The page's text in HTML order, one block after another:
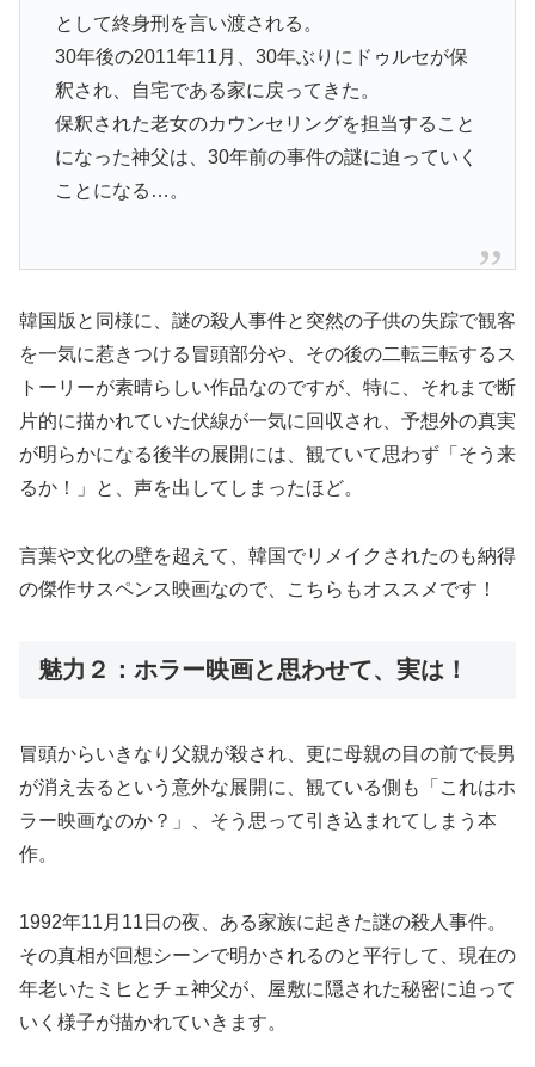
として終身刑を言い渡される。
30年後の2011年11月、30年ぶりにドゥルセが保
釈され、自宅である家に戻ってきた。
保釈された老女のカウンセリングを担当すること
になった神父は、30年前の事件の謎に迫っていく
ことになる…。
韓国版と同様に、謎の殺人事件と突然の子供の失踪で観客
を一気に惹きつける冒頭部分や、その後の二転三転するス
トーリーが素晴らしい作品なのですが、特に、それまで断
片的に描かれていた伏線が一気に回収され、予想外の真実
が明らかになる後半の展開には、観ていて思わず「そう来
るか！」と、声を出してしまったほど。
言葉や文化の壁を超えて、韓国でリメイクされたのも納得
の傑作サスペンス映画なので、こちらもオススメです！
魅力２：ホラー映画と思わせて、実は！
冒頭からいきなり父親が殺され、更に母親の目の前で長男
が消え去るという意外な展開に、観ている側も「これはホ
ラー映画なのか？」、そう思って引き込まれてしまう本
作。
1992年11月11日の夜、ある家族に起きた謎の殺人事件。
その真相が回想シーンで明かされるのと平行して、現在の
年老いたミヒとチェ神父が、屋敷に隠された秘密に迫って
いく様子が描かれていきます。